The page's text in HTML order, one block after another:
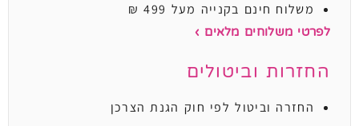
משלוח חינם בקנייה מעל 499 ₪
לפרטי משלוחים מלאים ›
החזרות וביטולים
החזרה וביטול לפי חוק הגנת הצרכן